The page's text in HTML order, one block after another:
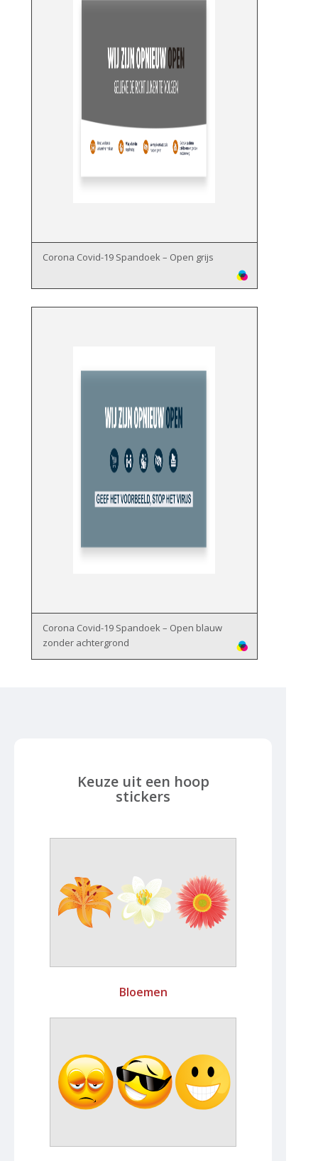
Corona Covid-19 Spandoek – Open grijs
Corona Covid-19 Spandoek – Open blauw
zonder achtergrond
Keuze uit een hoop
stickers
Bloemen